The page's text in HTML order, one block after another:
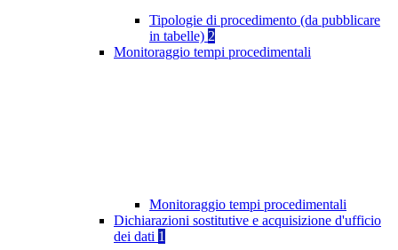
Tipologie di procedimento (da pubblicare
in tabelle) 2
Monitoraggio tempi procedimentali
Monitoraggio tempi procedimentali
Dichiarazioni sostitutive e acquisizione d'ufficio
dei dati 1